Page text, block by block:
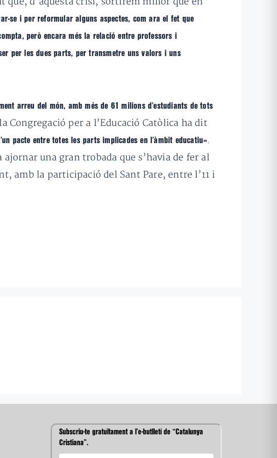
se i per reformular alguns aspectes, com ara el fet que
però encara més la relació entre professors i
per les dues parts, per transmetre uns valors i uns
arreu del món, amb més de 61 milions d’estudiants de tots
Congregació per a l’Educació Catòlica ha dit
pacte entre totes les parts implicades en l’àmbit educatiu».
una gran trobada que s’havia de fer al
amb la participació del Sant Pare, entre l’11 i
Subscriu-te gratuïtament a l’e-butlletí de “Catalunya
Cristiana”.